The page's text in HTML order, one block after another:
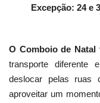
Excepção: 24 e
O Comboio de
transporte diferente
deslocar pelas ruas
aproveitar um